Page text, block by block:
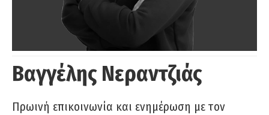
Βαγγέλης Νεραντζιάς
Πρωινή επικοινωνία και ενημέρωση με τον